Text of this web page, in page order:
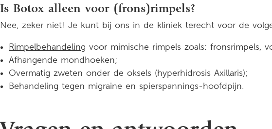
Is Botox alleen voor (frons)rimpels?
Nee, zeker niet! Je kunt bij ons in de kliniek terecht voor de
Rimpelbehandeling voor mimische rimpels zoals: fronsrimpels,
Afhangende mondhoeken;
Overmatig zweten onder de oksels (hyperhidrosis Axillaris);
Behandeling tegen migraine en spierspannings-hoofdpijn.